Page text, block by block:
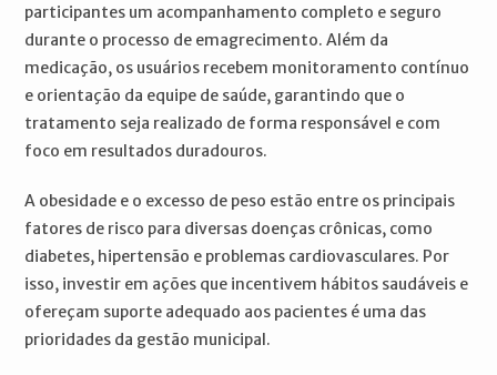
participantes um acompanhamento completo e seguro
durante o processo de emagrecimento. Além da
medicação, os usuários recebem monitoramento contínuo
e orientação da equipe de saúde, garantindo que o
tratamento seja realizado de forma responsável e com
foco em resultados duradouros.
A obesidade e o excesso de peso estão entre os principais
fatores de risco para diversas doenças crônicas, como
diabetes, hipertensão e problemas cardiovasculares. Por
isso, investir em ações que incentivem hábitos saudáveis e
ofereçam suporte adequado aos pacientes é uma das
prioridades da gestão municipal.